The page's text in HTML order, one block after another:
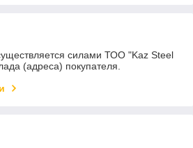
силами ТОО "Kaz Steel
(адреса) покупателя.